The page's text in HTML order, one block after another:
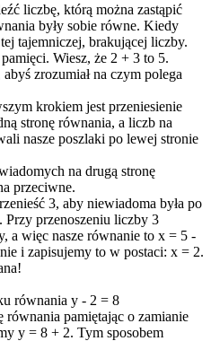
liczbę, którą można zastąpić
były sobie równe. Kiedy
tajemniczej, brakującej liczby.
Wiesz, że 2 + 3 to 5.
zrozumiał na czym polega
krokiem jest przeniesienie
stronę równania, a liczb na
nasze poszlaki po lewej stronie
na drugą stronę
przeciwne.
3, aby niewiadoma była po
przenoszeniu liczby 3
a więc nasze równanie to x = 5 -
i zapisujemy to w postaci: x = 2.
równania y - 2 = 8
równania pamiętając o zamianie
y = 8 + 2. Tym sposobem